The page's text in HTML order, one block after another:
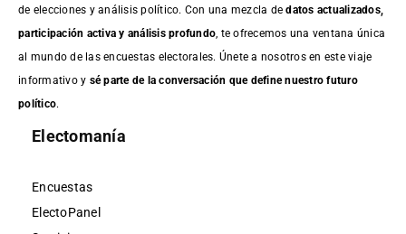
de elecciones y análisis político. Con una mezcla dedatos actualizados,
participación activa y análisis profundo , te ofrecemos una ventana única
al mundo de las encuestas electorales. Únete a nosotros en este viaje
informativo y sé parte de la conversación que define nuestro futuro
político.
Electomanía
Encuestas
ElectoPanel